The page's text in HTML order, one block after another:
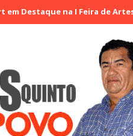
na I Feira de Artesãos e